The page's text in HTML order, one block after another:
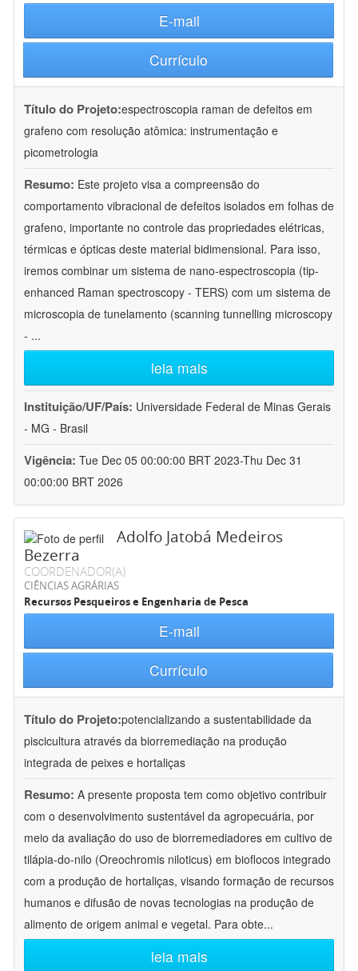
E-mail
Currículo
Título do Projeto:espectroscopia raman de defeitos em
grafeno com resolução atômica: instrumentação e
picometrologia
Resumo: Este projeto visa a compreensão do
comportamento vibracional de defeitos isolados em folhas de
grafeno, importante no controle das propriedades elétricas,
térmicas e ópticas deste material bidimensional. Para isso,
iremos combinar um sistema de nano-espectroscopia (tip-
enhanced Raman spectroscopy - TERS) com um sistema de
microscopia de tunelamento (scanning tunnelling microscopy
- ...
leia mais
Instituição/UF/País: Universidade Federal de Minas Gerais
- MG - Brasil
Vigência: Tue Dec 05 00:00:00 BRT 2023-Thu Dec 31
00:00:00 BRT 2026
Adolfo Jatobá Medeiros
Bezerra
COORDENADOR(A)
CIÊNCIAS AGRÁRIAS
Recursos Pesqueiros e Engenharia de Pesca
E-mail
Currículo
Título do Projeto:potencializando a sustentabilidade da
piscicultura através da biorremediação na produção
integrada de peixes e hortaliças
Resumo: A presente proposta tem como objetivo contribuir
com o desenvolvimento sustentável da agropecuária, por
meio da avaliação do uso de biorremediadores em cultivo de
tilápia-do-nilo (Oreochromis niloticus) em bioflocos integrado
com a produção de hortaliças, visando formação de recursos
humanos e difusão de novas tecnologias na produção de
alimento de origem animal e vegetal. Para obte...
leia mais